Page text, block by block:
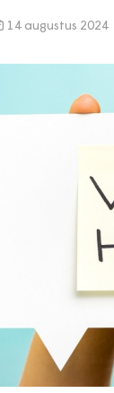
14 augustus 2024